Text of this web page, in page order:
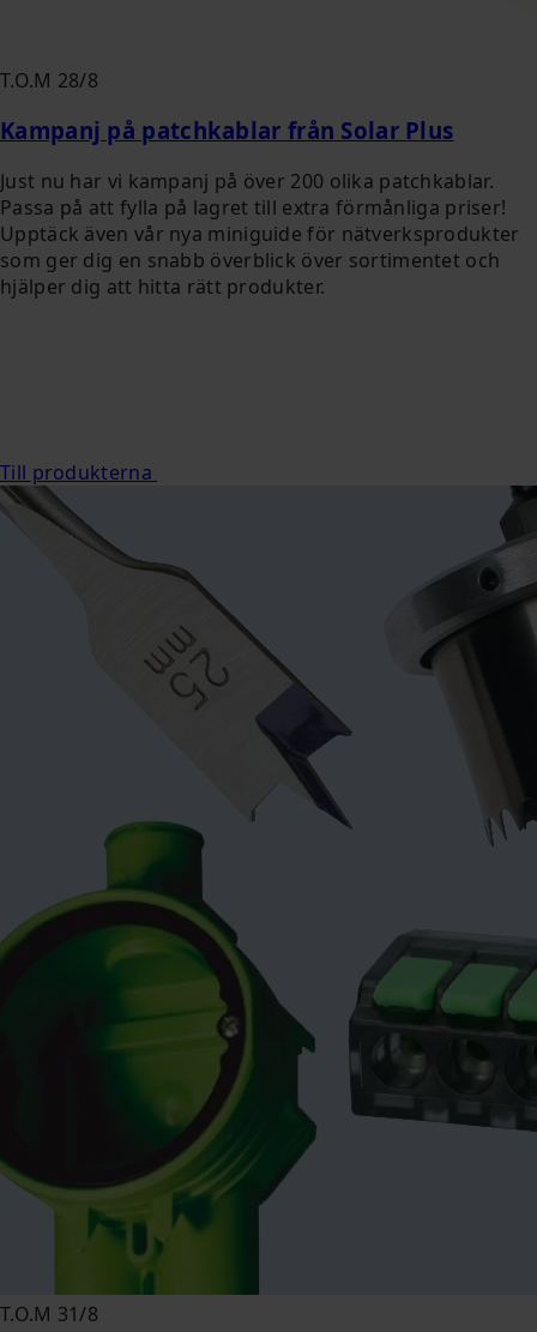
T.O.M 28/8
Kampanj på patchkablar från Solar Plus
Just nu har vi kampanj på över 200 olika patchkablar.
Passa på att fylla på lagret till extra förmånliga priser!
Upptäck även vår nya miniguide för nätverksprodukter
som ger dig en snabb överblick över sortimentet och
hjälper dig att hitta rätt produkter.
Till produkterna
T.O.M 31/8